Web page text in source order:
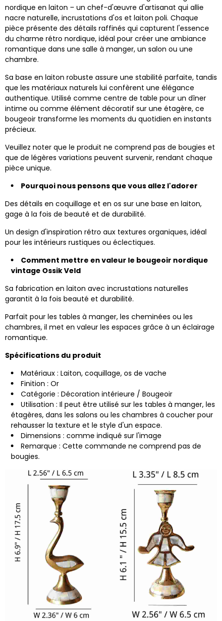
nordique en laiton – un chef-d'œuvre d'artisanat qui allie
nacre naturelle, incrustations d'os et laiton poli. Chaque
pièce présente des détails raffinés qui capturent l'essence
du charme rétro nordique, idéal pour créer une ambiance
romantique dans une salle à manger, un salon ou une
chambre.
Sa base en laiton robuste assure une stabilité parfaite, tandis
que les matériaux naturels lui confèrent une élégance
authentique. Utilisé comme centre de table pour un dîner
intime ou comme élément décoratif sur une étagère, ce
bougeoir transforme les moments du quotidien en instants
précieux.
Veuillez noter que le produit ne comprend pas de bougies et
que de légères variations peuvent survenir, rendant chaque
pièce unique.
Pourquoi nous pensons que vous allez l'adorer
Des détails en coquillage et en os sur une base en laiton,
gage à la fois de beauté et de durabilité.
Un design d'inspiration rétro aux textures organiques, idéal
pour les intérieurs rustiques ou éclectiques.
Comment mettre en valeur le bougeoir nordique
vintage Ossik Veld
Sa fabrication en laiton avec incrustations naturelles
garantit à la fois beauté et durabilité.
Parfait pour les tables à manger, les cheminées ou les
chambres, il met en valeur les espaces grâce à un éclairage
romantique.
Spécifications du produit
Matériaux : Laiton, coquillage, os de vache
Finition : Or
Catégorie : Décoration intérieure / Bougeoir
Utilisation : Il peut être utilisé sur les tables à manger, les
étagères, dans les salons ou les chambres à coucher pour
rehausser la texture et le style d'un espace.
Dimensions : comme indiqué sur l'image
Remarque : Cette commande ne comprend pas de
bougies.